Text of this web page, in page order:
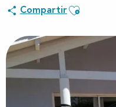
Compartir Ajouter aux